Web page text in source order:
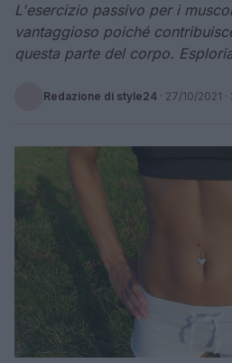
L'esercizio passivo per i
vantaggioso poiché
questa parte del corpo.
Redazione di style24 · 27/10/2021